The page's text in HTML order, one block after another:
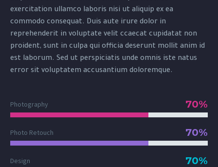
exercitation ullamco laboris nisi ut aliquip ex ea
commodo consequat. Duis aute irure dolor in
reprehenderit in voluptate velit ccaecat cupidatat non
proident, sunt in culpa qui officia deserunt mollit anim id
est laborum. Sed ut perspiciatis unde omnis iste natus
error sit voluptatem accusantium doloremque.
Photography 70%
Photo Retouch 70%
Design 70%